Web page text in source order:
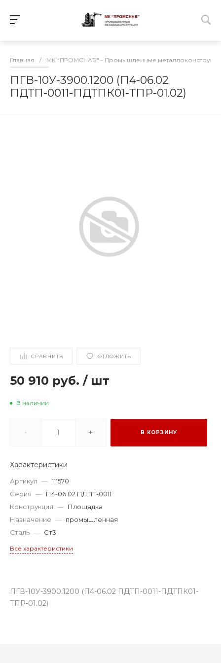
Главная / МК "ПРОМСНАБ" - Промышленные
ПГВ-10У-3900.1200 (П4-06.02
ПДТП-0011-ПДТПК01-ТПР-01.02)
СРАВНИТЬ ОТЛОЖИТЬ
50 910 руб. / шт
В наличии
- + В КОРЗИНУ
Характеристики
Артикул — 111570
Серия — П4-06.02 ПДТП-0011
Конструкция — Площадка
Назначение — промышленная
Сталь — Ст3
Все характеристики
ПГВ-10У-3900.1200 (П4-06.02 ПДТП-0011-ПДТПК01-
ТПР-01.02)